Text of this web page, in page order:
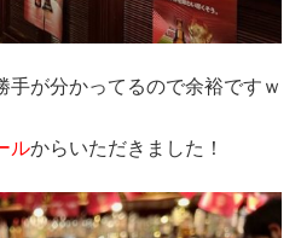
手が分かってるので余裕ですｗ
ルからいただきました！